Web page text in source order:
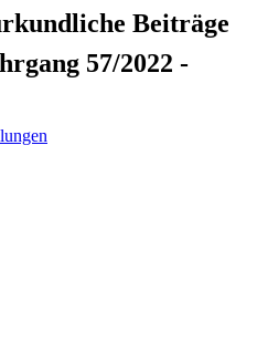
Beiträge
57/2022 -